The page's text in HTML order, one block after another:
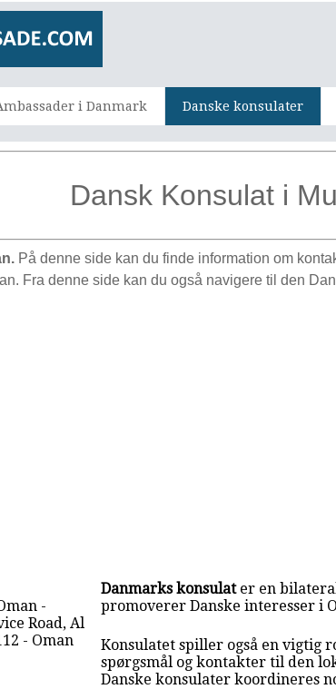
i Danmark Danske konsulater
Dansk Konsulat i
På denne side kan du finde information om
Fra denne side kan du også navigere til den
-
Road, Al
- Oman
Danmarks konsulater en
promoverer Danske interesser i
Konsulatet spiller også en vigtig
spørgsmål og kontakter til den
Danske konsulater koordineres